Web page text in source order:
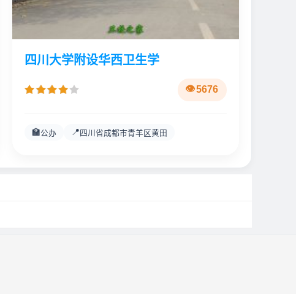
四川大学附设华西卫生学
5676
🏫公办 📍四川省成都市青羊区黄田